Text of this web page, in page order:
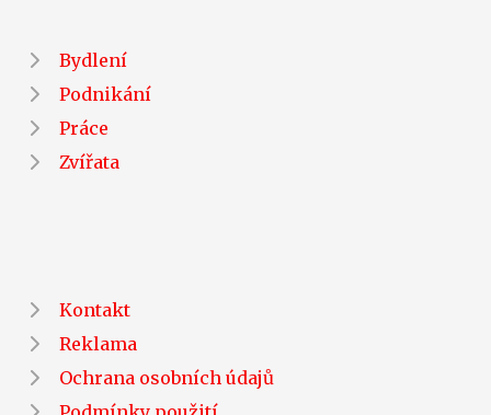
Bydlení
Podnikání
Práce
Zvířata
Kontakt
Reklama
Ochrana osobních údajů